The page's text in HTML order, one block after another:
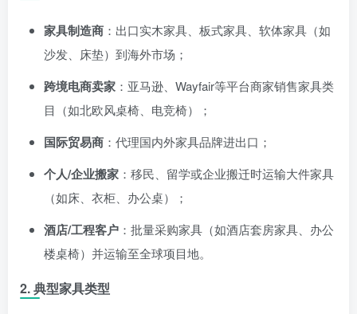
家具制造商 ：出口实木家具、板式家具、软体家具（如
沙发、床垫）到海外市场；
跨境电商卖家 ：亚马逊、Wayfair等平台商家销售家具类
目（如北欧风桌椅、电竞椅）；
国际贸易商 ：代理国内外家具品牌进出口；
个人/企业搬家 ：移民、留学或企业搬迁时运输大件家具
（如床、衣柜、办公桌）；
酒店/工程客户 ：批量采购家具（如酒店套房家具、办公
楼桌椅）并运输至全球项目地。
2. 典型家具类型